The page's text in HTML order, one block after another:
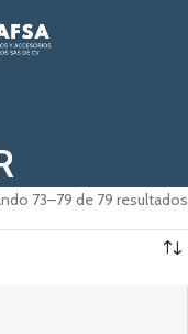
73–79 de 79 resultados